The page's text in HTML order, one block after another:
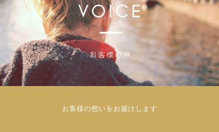
お客様の想いをお届けします